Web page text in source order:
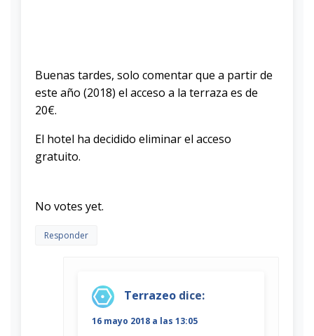
Buenas tardes, solo comentar que a partir de
este año (2018) el acceso a la terraza es de
20€.
El hotel ha decidido eliminar el acceso
gratuito.
No votes yet.
Responder
Terrazeo dice:
16 mayo 2018 a las 13:05